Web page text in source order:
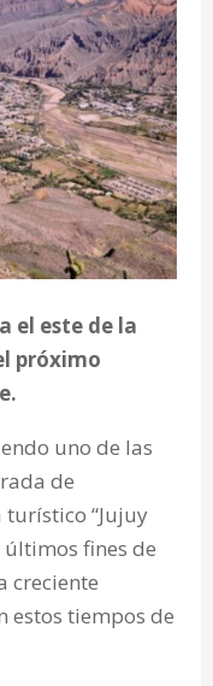
el este de la
próximo
uno de las
de
“Jujuy
últimos fines de
creciente
estos tiempos de